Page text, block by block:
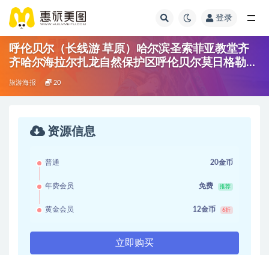
登录
呼伦贝尔（长线游 草原）哈尔滨圣索菲亚教堂齐
齐哈尔海拉尔扎龙自然保护区呼伦贝尔莫日格勒河
中俄边疆 满洲里敖鲁古雅驯鹿园北极村漠河大兴
安岭加格达奇五大连池
旅游海报 20
资源信息
普通 20金币
年费会员 免费 推荐
黄金会员 12金币 6折
立即购买